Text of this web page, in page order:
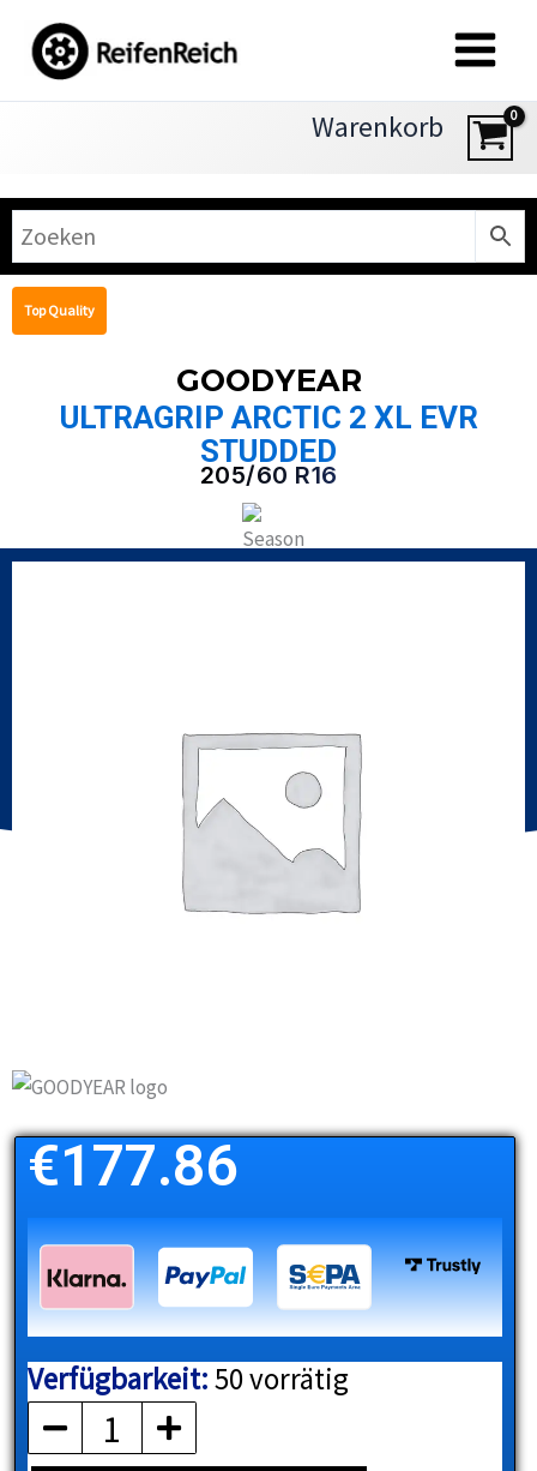
Inhalt
springen
Warenkorb
Top Quality
GOODYEAR
ULTRAGRIP ARCTIC 2 XL EVR
STUDDED
205/60 R16
€177.86
Verfügbarkeit:50 vorrätig
GOODYEAR
Menge